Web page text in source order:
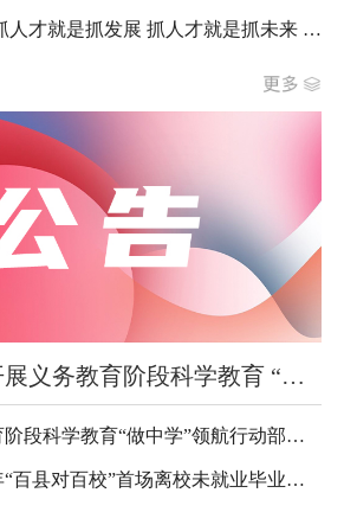
天工时评： 抓人才就是抓发展 抓人才就是抓未来 ——以人才之兴铺就职业本科高质量发展坦途
教育部部署开展义务教育阶段科学教育 “做中学”领航行动
全国义务教育阶段科学教育“做中学”领航行动部署会召开
教育部2026年“百县对百校”首场离校未就业毕业生专场招聘活动在云南昆明举行